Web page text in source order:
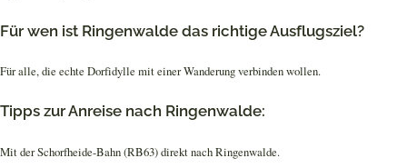
Für wen ist Ringenwalde das richtige Ausflugsziel?
Für alle, die echte Dorfidylle mit einer Wanderung verbinden wollen.
Tipps zur Anreise nach Ringenwalde:
Mit der Schorfheide-Bahn (RB63) direkt nach Ringenwalde.